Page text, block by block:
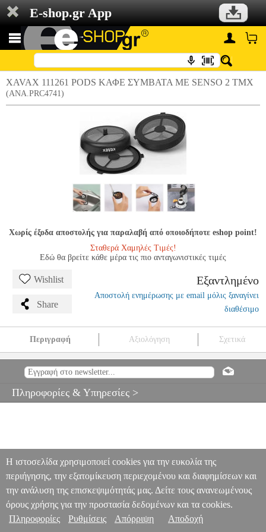
E-shop.gr App
XAVAX 111261 PODS ΚΑΦΕ ΣΥΜΒΑΤΑ ΜΕ SENSO 2 ΤΜΧ
(ANA.PRC4741)
Χωρίς έξοδα αποστολής για παραλαβή από οποιοδήποτε eshop point!
Σταθερά Χαμηλές Τιμές!
Εδώ θα βρείτε κάθε μέρα τις πιο ανταγωνιστικές τιμές
Wishlist
Share
Εξαντλημένο
Αποστολή ενημέρωσης με email μόλις ξαναγίνει
διαθέσιμο
Περιγραφή Αξιολόγηση Σχετικά
ANA.PRC4741 ANA.PRC4741
ΑΞΕΣΟΥΑΡ-
ΚΑΦΕ ΣΥΜΒΑΤΑ ΜΕ SENSO 2 ΤΜΧ
Πληροφορίες & Υπηρεσίες >
Η ιστοσελίδα χρησιμοποιεί cookies για την ευκολία της
περιήγησης, την εξατομίκευση περιεχομένου και διαφημίσεων και
την ανάλυση της επισκεψιμότητάς μας. Δείτε τους ανανεωμένους
όρους χρήσης για την προστασία δεδομένων και τα cookies.
Πληροφορίες
Ρυθμίσεις Απόρριψη Αποδοχή